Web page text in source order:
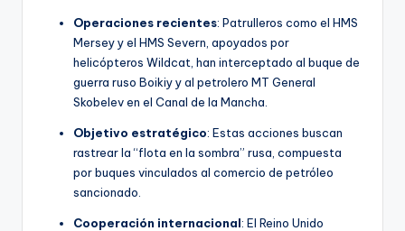
Operaciones recientes: Patrulleros como el HMS
Mersey y el HMS Severn, apoyados por
helicópteros Wildcat, han interceptado al buque de
guerra ruso Boikiy y al petrolero MT General
Skobelev en el Canal de la Mancha.
Objetivo estratégico: Estas acciones buscan
rastrear la “flota en la sombra” rusa, compuesta
por buques vinculados al comercio de petróleo
sancionado.
Cooperación internacional: El Reino Unido